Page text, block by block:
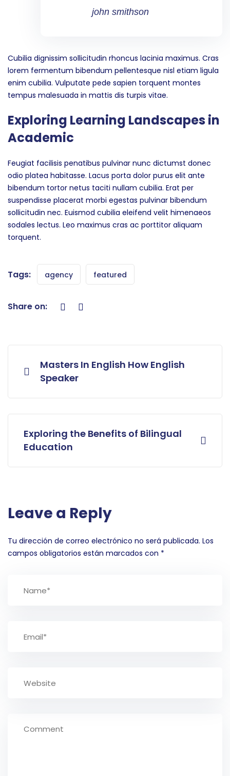
john smithson
Cubilia dignissim sollicitudin rhoncus lacinia maximus. Cras
lorem fermentum bibendum pellentesque nisl etiam ligula
enim cubilia. Vulputate pede sapien torquent montes
tempus malesuada in mattis dis turpis vitae.
Exploring Learning Landscapes in
Academic
Feugiat facilisis penatibus pulvinar nunc dictumst donec
odio platea habitasse. Lacus porta dolor purus elit ante
bibendum tortor netus taciti nullam cubilia. Erat per
suspendisse placerat morbi egestas pulvinar bibendum
sollicitudin nec. Euismod cubilia eleifend velit himenaeos
sodales lectus. Leo maximus cras ac porttitor aliquam
torquent.
Tags: agency featured
Share on:
Masters In English How English
Speaker
Exploring the Benefits of Bilingual
Education
Leave a Reply
Tu dirección de correo electrónico no será publicada. Los
campos obligatorios están marcados con *